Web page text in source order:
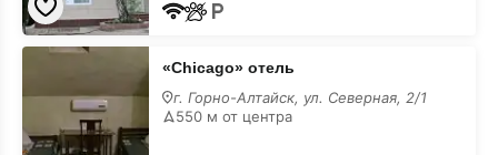
«Chicago»
«Chicago» отель
г. Горно-Алтайск, ул. Северная, 2/1
550 м от центра